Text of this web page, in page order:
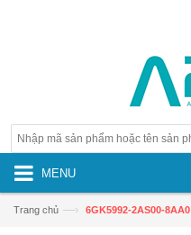
MENU
Trang chủ —› 6GK5992-2AS00-8AA0